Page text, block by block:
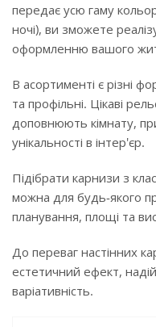
передає усю гаму
ночі), ви зможете
оформленню вашого
В асортименті є різні
та профільні. Цікаві
доповнюють кімнату,
унікальності в інтер'єр.
Підібрати карнизи з
можна для будь-якого
планування, площі та
До переваг настінних
естетичний ефект,
варіативність.